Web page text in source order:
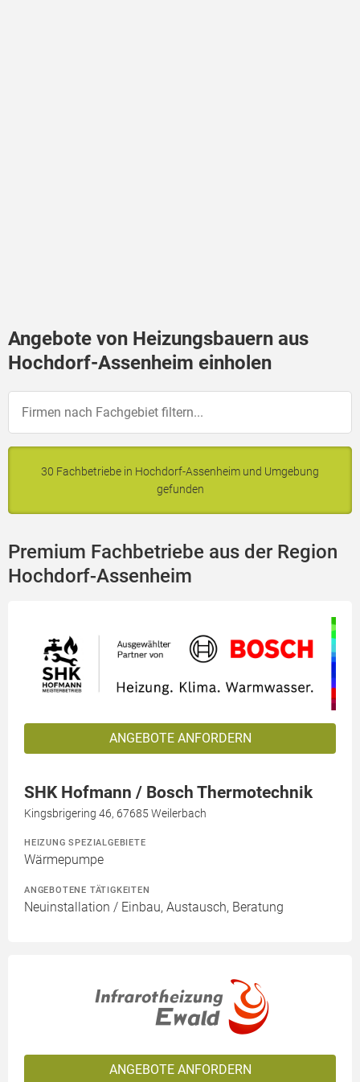
Angebote von Heizungsbauern aus
Hochdorf-Assenheim einholen
30 Fachbetriebe in Hochdorf-Assenheim und Umgebung
gefunden
Premium Fachbetriebe aus der Region
Hochdorf-Assenheim
ANGEBOTE ANFORDERN
SHK Hofmann / Bosch Thermotechnik
Kingsbrigering 46, 67685 Weilerbach
HEIZUNG SPEZIALGEBIETE
Wärmepumpe
ANGEBOTENE TÄTIGKEITEN
Neuinstallation / Einbau, Austausch, Beratung
ANGEBOTE ANFORDERN